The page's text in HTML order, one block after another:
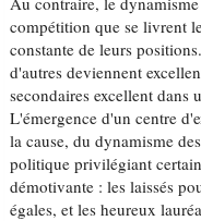
compétition que se livrent
constante de leurs
d'autres deviennent
secondaires excellent dans
L'émergence d'un centre
la cause, du dynamisme
politique privilégiant
démotivante : les laissés
égales, et les heureux